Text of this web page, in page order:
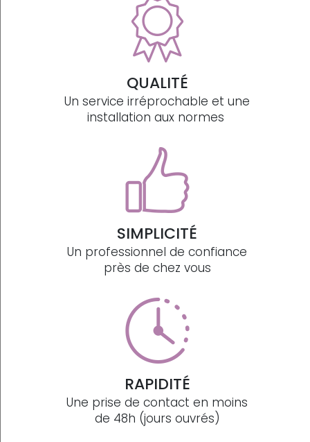
QUALITÉ
Un service irréprochable et une
installation aux normes
SIMPLICITÉ
Un professionnel de confiance
près de chez vous
RAPIDITÉ
Une prise de contact en moins
de 48h (jours ouvrés)